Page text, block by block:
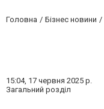
Головна Бізнес новини
15:04, 17 червня 2025 р.
Загальний розділ